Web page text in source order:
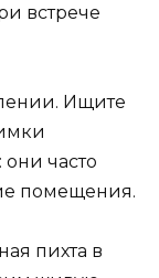
встрече
Ищите
часто
помещения.
пихта в